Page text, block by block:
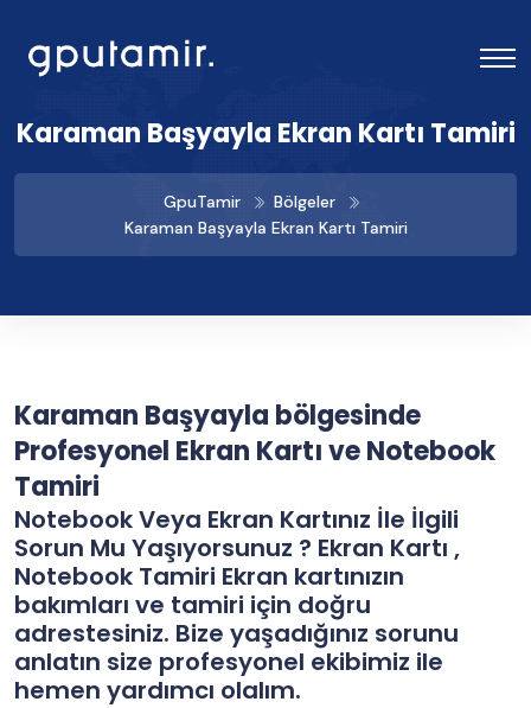
Karaman Başyayla Ekran Kartı Tamiri
GpuTamir
Bölgeler
Karaman Başyayla Ekran Kartı Tamiri
Karaman Başyayla bölgesinde
Profesyonel Ekran Kartı ve Notebook
Tamiri
Notebook Veya Ekran Kartınız İle İlgili
Sorun Mu Yaşıyorsunuz ? Ekran Kartı ,
Notebook Tamiri Ekran kartınızın
bakımları ve tamiri için doğru
adrestesiniz. Bize yaşadığınız sorunu
anlatın size profesyonel ekibimiz ile
hemen yardımcı olalım.